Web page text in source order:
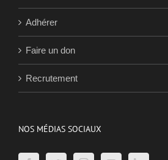
NOS MÉDIAS SOCIAUX